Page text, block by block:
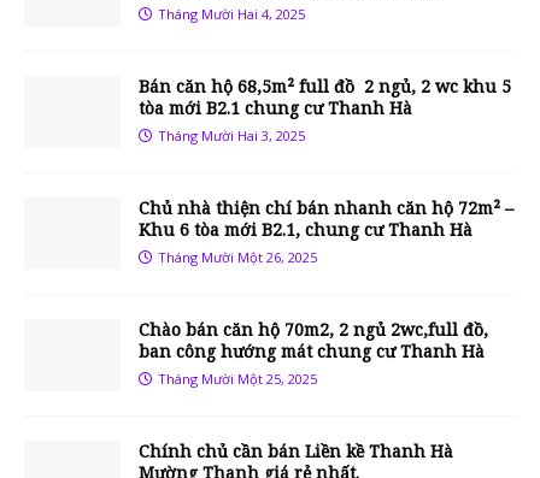
Tháng Mười Hai 4, 2025
Bán căn hộ 68,5m² full đồ 2 ngủ, 2 wc khu 5
tòa mới B2.1 chung cư Thanh Hà
Tháng Mười Hai 3, 2025
Chủ nhà thiện chí bán nhanh căn hộ 72m² –
Khu 6 tòa mới B2.1, chung cư Thanh Hà
Tháng Mười Một 26, 2025
Chào bán căn hộ 70m2, 2 ngủ 2wc,full đồ,
ban công hướng mát chung cư Thanh Hà
Tháng Mười Một 25, 2025
Chính chủ cần bán Liền kề Thanh Hà
Mường Thanh giá rẻ nhất.